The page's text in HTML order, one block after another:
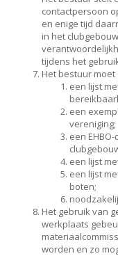
contactpersoon
en enige tijd
in het
tijdens het
Het bestuur
een lijst
een
vereniging;
een
een lijst
een lijst
boten;
Het gebruik van
werkplaats
worden en zo